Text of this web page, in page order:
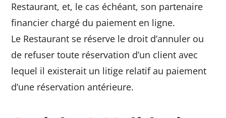
Restaurant, et, le cas échéant, son partenaire
financier chargé du paiement en ligne.
Le Restaurant se réserve le droit d’annuler ou
de refuser toute réservation d’un client avec
lequel il existerait un litige relatif au paiement
d’une réservation antérieure.